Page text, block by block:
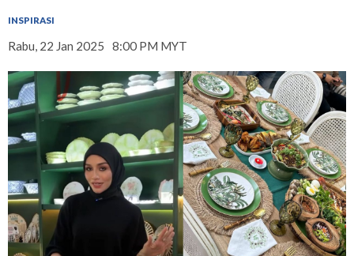
INSPIRASI
Rabu, 22 Jan 2025 8:00 PM MYT